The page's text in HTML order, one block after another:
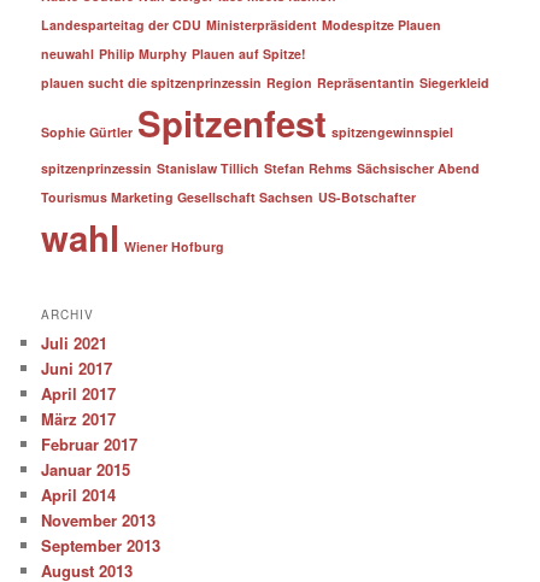
Landesparteitag der CDU Ministerpräsident Modespitze Plauen
neuwahl Philip Murphy Plauen auf Spitze!
plauen sucht die spitzenprinzessin Region Repräsentantin Siegerkleid
Sophie Gürtler Spitzenfest spitzengewinnspiel
spitzenprinzessin Stanislaw Tillich Stefan Rehms Sächsischer Abend
Tourismus Marketing Gesellschaft Sachsen US-Botschafter
wahl Wiener Hofburg
ARCHIV
Juli 2021
Juni 2017
April 2017
März 2017
Februar 2017
Januar 2015
April 2014
November 2013
September 2013
August 2013